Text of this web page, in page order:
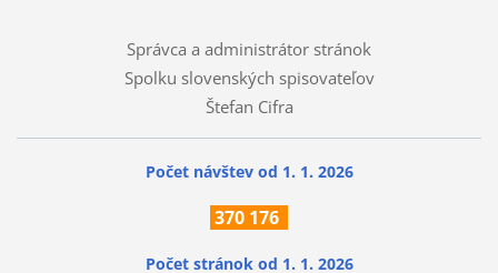
Správca a administrátor stránok
Spolku slovenských spisovateľov
Štefan Cifra
Počet návštev od 1. 1. 2026
370 176
Počet stránok od 1. 1. 2026